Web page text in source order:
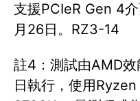
支援PCIeR Gen 4
月26日。RZ3-14
註4：測試由AMD
日執行，使用